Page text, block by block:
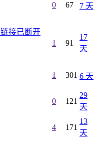
0 67 7 天
接已断开
1 91
17
天
1 301 6 天
0 121
29
天
4 171
13
天